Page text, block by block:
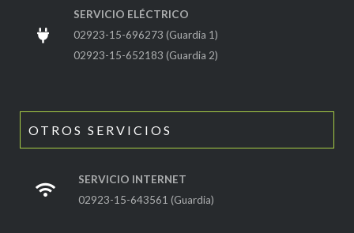
SERVICIO ELÉCTRICO
02923-15-696273 (Guardia 1)
02923-15-652183 (Guardia 2)
OTROS SERVICIOS
SERVICIO INTERNET
02923-15-643561 (Guardia)